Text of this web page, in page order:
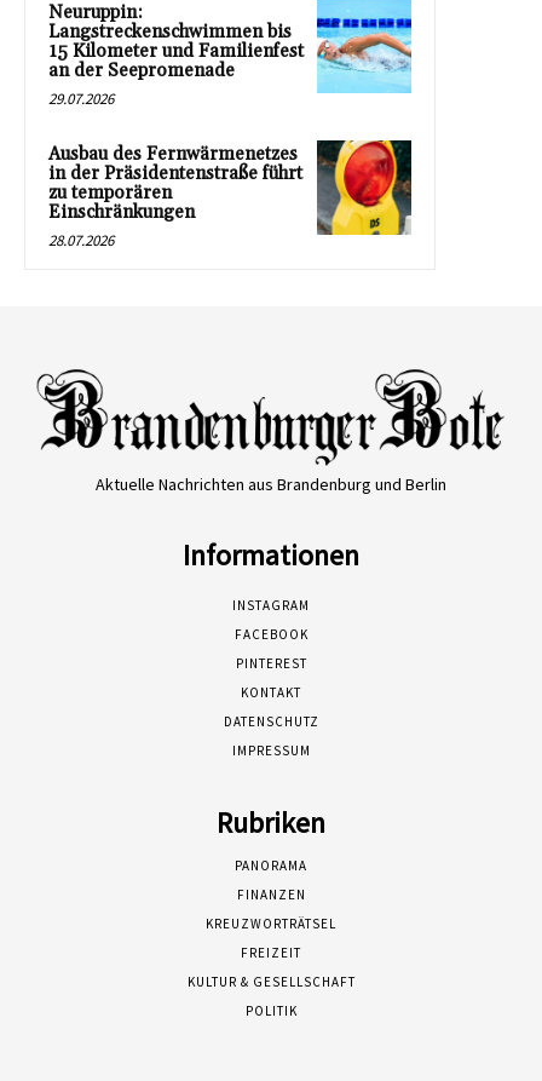
Neuruppin:
Langstreckenschwimmen bis
15 Kilometer und Familienfest
an der Seepromenade
29.07.2026
Ausbau des Fernwärmenetzes
in der Präsidentenstraße führt
zu temporären
Einschränkungen
28.07.2026
Aktuelle Nachrichten aus Brandenburg und Berlin
Informationen
INSTAGRAM
FACEBOOK
PINTEREST
KONTAKT
DATENSCHUTZ
IMPRESSUM
Rubriken
PANORAMA
FINANZEN
KREUZWORTRÄTSEL
FREIZEIT
KULTUR & GESELLSCHAFT
POLITIK